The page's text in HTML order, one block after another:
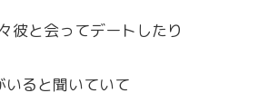
と会ってデートしたり
ると聞いていて